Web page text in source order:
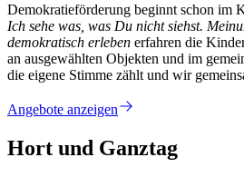
Demokratieförderung beginnt schon im
Ich sehe was, was Du nicht siehst.
demokratisch erleben erfahren die
an ausgewählten Objekten und im
die eigene Stimme zählt und wir
Angebote anzeigen
Hort und Ganztag